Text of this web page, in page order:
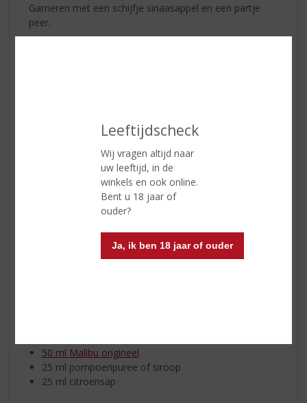
Leeftijdscheck
Wij vragen altijd naar
uw leeftijd, in de
winkels en ook online.
Bent u 18 jaar of
ouder?
Ja, ik ben 18 jaar of ouder
Garneren met een schijfje sinaasappel en een partje
peer.
50 ml Malibu origineel
25 ml pompoenpuree of siroop
25 ml citroensap